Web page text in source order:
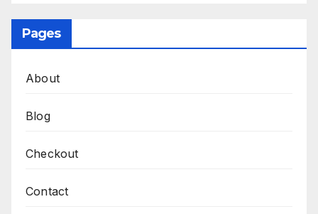
Pages
About
Blog
Checkout
Contact